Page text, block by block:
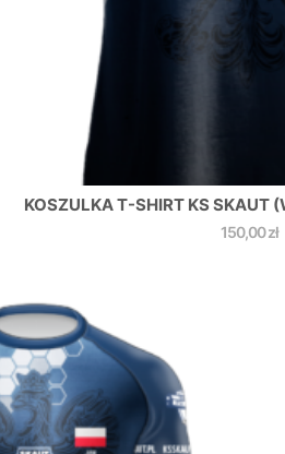
KOSZULKA T-SHIRT KS SKAUT
150,00zł